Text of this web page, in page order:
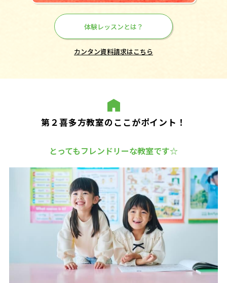
体験レッスンとは？
カンタン資料請求はこちら
第２喜多方教室のここがポイント！
とってもフレンドリーな教室です☆